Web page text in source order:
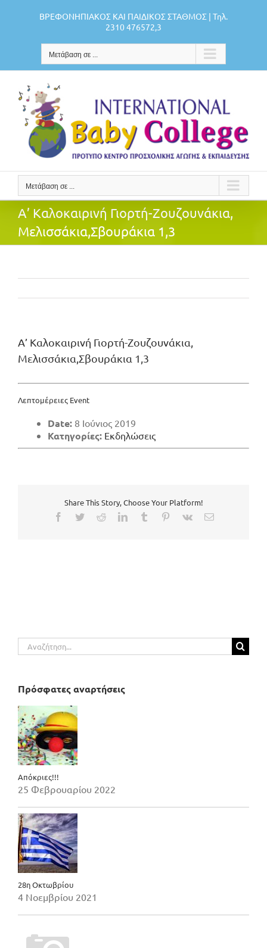
ΒΡΕΦΟΝΗΠΙΑΚΟΣ ΚΑΙ ΠΑΙΔΙΚΟΣ ΣΤΑΘΜΟΣ | Τηλ.
2310 476572,3
Μετάβαση σε ...
Μετάβαση σε ...
Α’ Καλοκαιρινή Γιορτή-Ζουζουνάκια,
Μελισσάκια,Σβουράκια 1,3
Α’ Καλοκαιρινή Γιορτή-Ζουζουνάκια,
Μελισσάκια,Σβουράκια 1,3
Λεπτομέρειες Event
Date: 8 Ιούνιος 2019
Κατηγορίες: Εκδηλώσεις
Share This Story, Choose Your Platform!
Facebook
TwitterRedditLinkedInTumblr Pinterest
Vk Email
Αναζήτηση
για:
Πρόσφατες αναρτήσεις
Απόκριες!!!
25 Φεβρουαρίου 2022
28η Οκτωβρίου
4 Νοεμβρίου 2021